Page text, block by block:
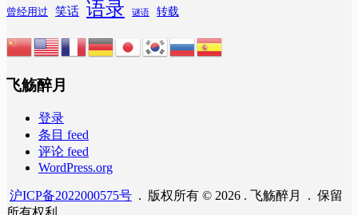
曾经用过 笑话 语录 谜语 转载
飞觞醉月
登录
条目 feed
评论 feed
WordPress.org
沪ICP备2022000575号 . 版权所有 © 2026 . 飞觞醉月 . 保留